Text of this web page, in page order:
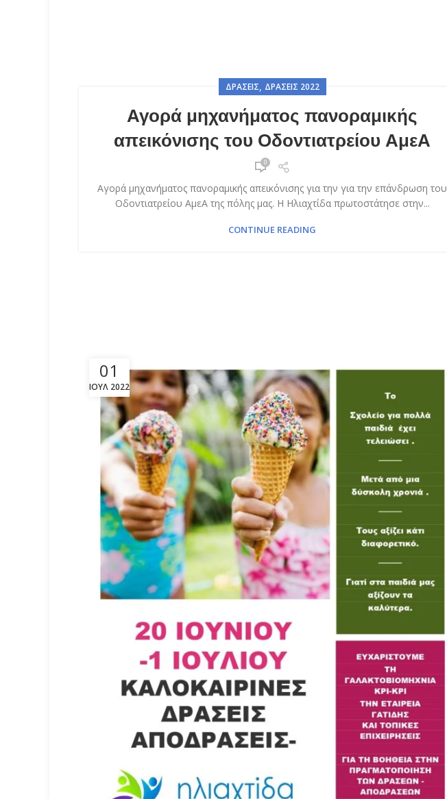
ΔΡΆΣΕΙΣ, ΔΡΆΣΕΙΣ 2022
Αγορά μηχανήματος πανοραμικής
απεικόνισης του Οδοντιατρείου ΑμεΑ
0
Αγορά μηχανήματος πανοραμικής απεικόνισης για την για την επάνδρωση του
Οδοντιατρείου ΑμεΑ της πόλης μας. Η Ηλιαχτίδα πρωτοστάτησε στην...
CONTINUE READING
01
ΙΟΎΛ 2022